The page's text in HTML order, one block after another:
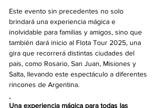
Este evento sin precedentes no solo
brindará una experiencia mágica e
inolvidable para familias y amigos, sino que
también dará inicio al Flota Tour 2025, una
gira que recorrerá distintas ciudades del
país, como Rosario, San Juan, Misiones y
Salta, llevando este espectáculo a diferentes
rincones de Argentina.
Una experiencia mágica para todas las